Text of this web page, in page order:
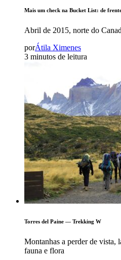
Mais um check na Bucket List: de
Abril de 2015, norte do
porÁtila Ximenes
3 minutos de leitura
Torres del Paine — Trekking W
Montanhas a perder de vista,
fauna e flora